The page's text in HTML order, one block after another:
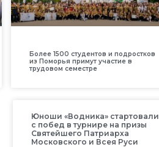
Более 1500 студентов и подростков
из Поморья примут участие в
трудовом семестре
Юноши «Водника» стартовали
с побед в турнире на призы
Святейшего Патриарха
Московского и Всея Руси